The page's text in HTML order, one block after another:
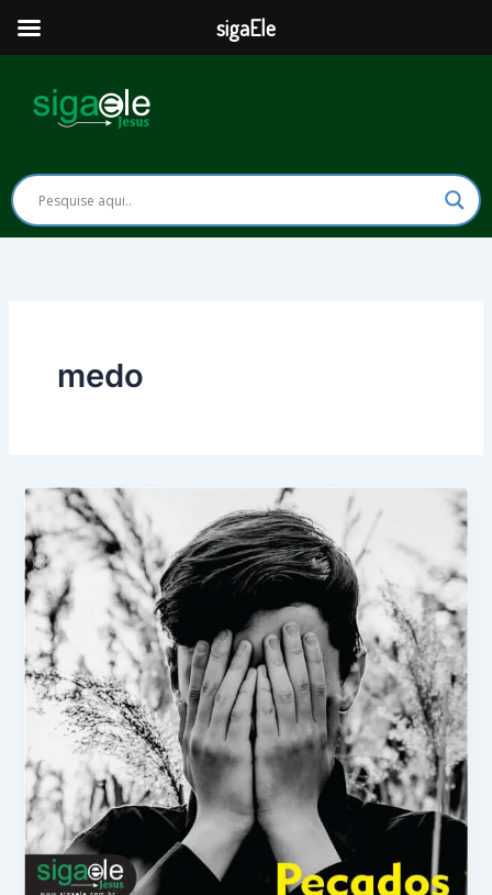
para
conteúdo
medo
sigaEle